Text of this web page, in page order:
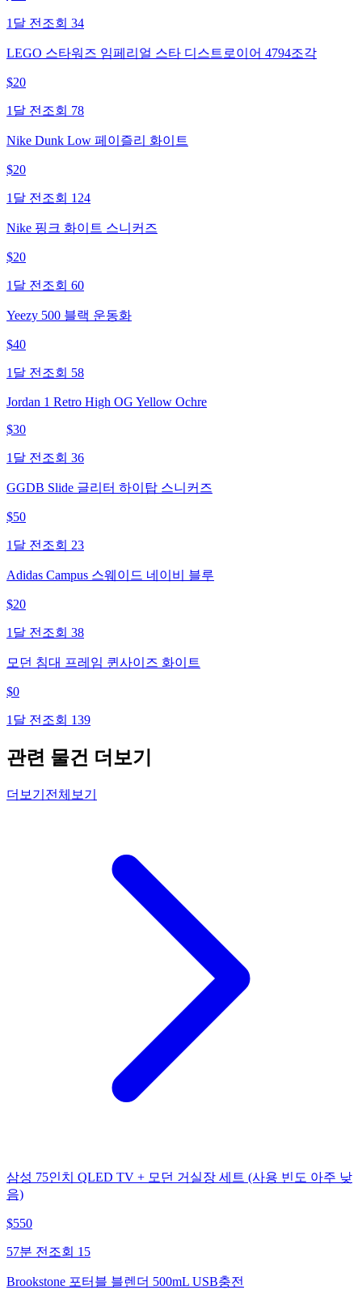
1달 전 조회 34
LEGO 스타워즈 임페리얼 스타 디스트로이어 4794조각
$20
1달 전 조회 78
Nike Dunk Low 페이즐리 화이트
$20
1달 전 조회 124
Nike 핑크 화이트 스니커즈
$20
1달 전 조회 60
Yeezy 500 블랙 운동화
$40
1달 전 조회 58
Jordan 1 Retro High OG Yellow Ochre
$30
1달 전 조회 36
GGDB Slide 글리터 하이탑 스니커즈
$50
1달 전 조회 23
Adidas Campus 스웨이드 네이비 블루
$20
1달 전 조회 38
모던 침대 프레임 퀸사이즈 화이트
$0
1달 전 조회 139
관련 물건 더보기
더보기 전체보기
삼성 75인치 QLED TV + 모던 거실장 세트 (사용 빈도 아주 낮
음)
$550
57분 전 조회 15
Brookstone 포터블 블렌더 500mL USB충전